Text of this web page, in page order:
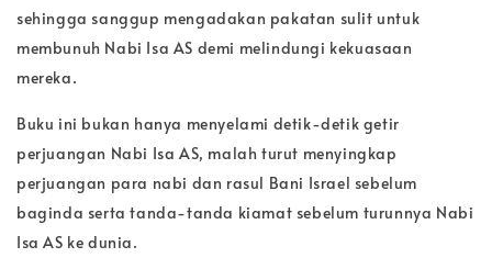
sehingga sanggup mengadakan pakatan sulit untuk
membunuh Nabi Isa AS demi melindungi kekuasaan
mereka.
Buku ini bukan hanya menyelami detik-detik getir
perjuangan Nabi Isa AS, malah turut menyingkap
perjuangan para nabi dan rasul Bani Israel sebelum
baginda serta tanda-tanda kiamat sebelum turunnya Nabi
Isa AS ke dunia.